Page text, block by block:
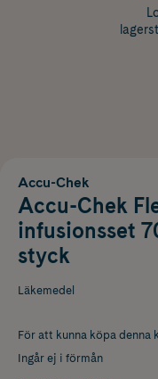
Accu-Chek
Accu-Chek
infusionsset
styck
Läkemedel
För att kunna köpa denna
Ingår ej i förmån